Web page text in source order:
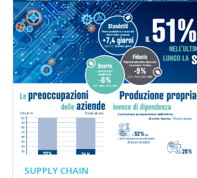
SUPPLY CHAIN